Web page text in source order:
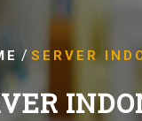
/ SERVER